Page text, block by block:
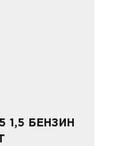
1,5 БЕНЗИН